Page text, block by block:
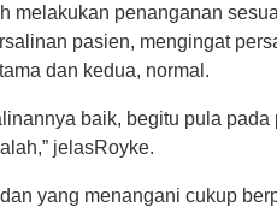
melakukan penanganan
pasien, mengingat
dan kedua, normal.
baik, begitu pula
jelasRoyke.
yang menangani cukup